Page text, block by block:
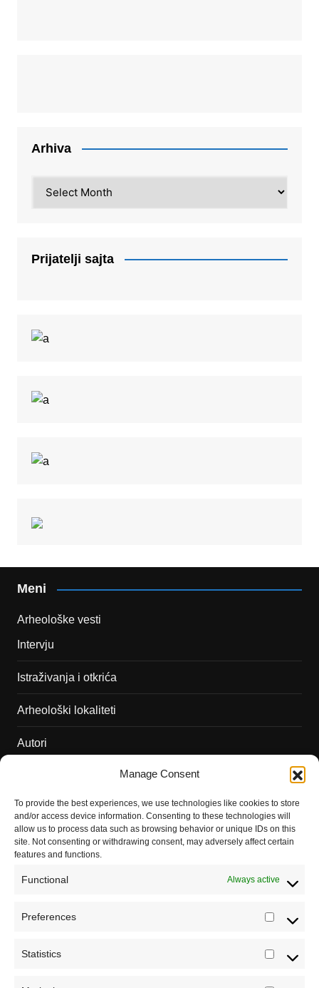
Manage Consent
To provide the best experiences, we use technologies like cookies to store
and/or access device information. Consenting to these technologies will
allow us to process data such as browsing behavior or unique IDs on this
site. Not consenting or withdrawing consent, may adversely affect certain
features and functions.
Functional Always active
Preferences
Statistics
Arhiva
Prijatelji sajta
Meni
Arheološke vesti
Intervju
Istraživanja i otkrića
Arheološki lokaliteti
Autori
Dešavanja
Kontakt
Misija sajta Sve o arheologiji